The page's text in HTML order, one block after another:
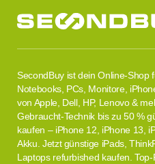
SecondBuy ist dein Online-Shop
Notebooks, PCs, Monitore,
von Apple, Dell, HP, Lenovo &
Gebraucht-Technik bis zu 50 %
kaufen – iPhone 12, iPhone 13,
Akku. Jetzt günstige iPads,
Laptops refurbished kaufen.